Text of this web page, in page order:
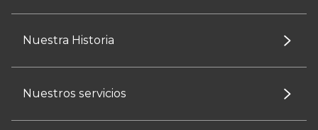
Nuestra Historia
Nuestros servicios